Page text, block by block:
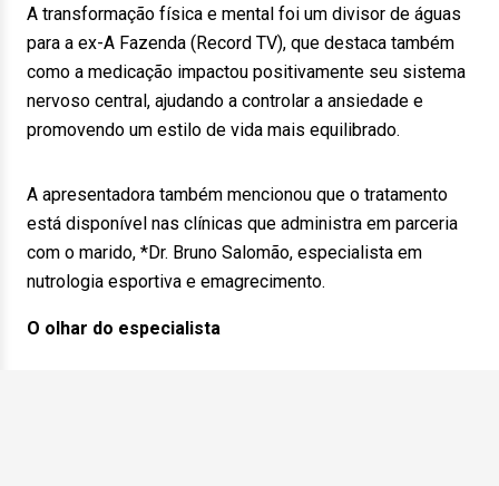
A transformação física e mental foi um divisor de águas
para a ex-A Fazenda (Record TV), que destaca também
como a medicação impactou positivamente seu sistema
nervoso central, ajudando a controlar a ansiedade e
promovendo um estilo de vida mais equilibrado.
A apresentadora também mencionou que o tratamento
está disponível nas clínicas que administra em parceria
com o marido, *Dr. Bruno Salomão, especialista em
nutrologia esportiva e emagrecimento.
O olhar do especialista